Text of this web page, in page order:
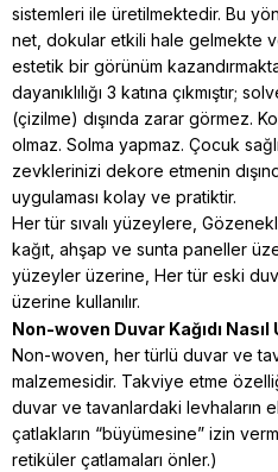
sistemleri ile üretilmektedir. Bu
net, dokular etkili hale gelmekte
estetik bir görünüm
dayanıklılığı 3 katına çıkmıştır;
(çizilme) dışında zarar görmez.
olmaz. Solma yapmaz. Çocuk
zevklerinizi dekore etmenin
uygulaması kolay ve pratiktir.
Her tür sıvalı yüzeylere,
kağıt, ahşap ve sunta paneller
yüzeyler üzerine, Her tür eski
üzerine kullanılır.
Non-woven Duvar Kağıdı Nasıl
Non-woven, her türlü duvar ve
malzemesidir. Takviye etme
duvar ve tavanlardaki levhaların
çatlakların “büyümesine” izin
retiküler çatlamaları önler.)